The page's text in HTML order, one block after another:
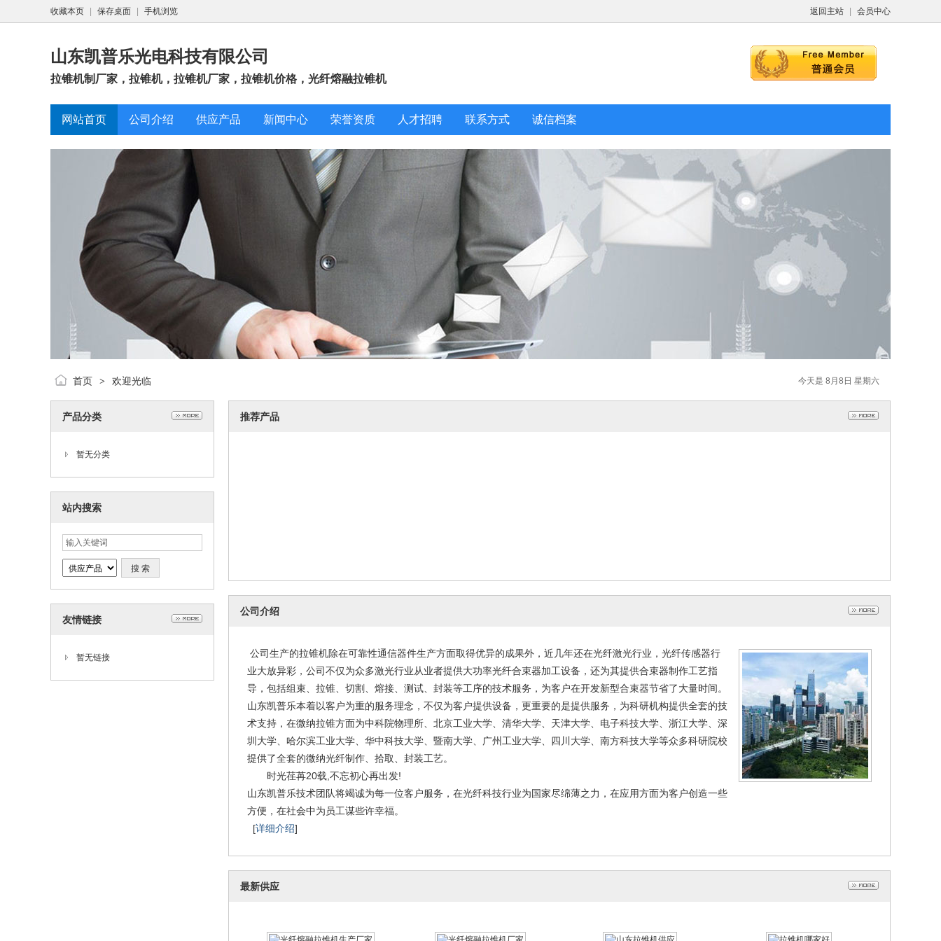
返回主站 会员中心
收藏本页 保存桌面 手机浏览
山东凯普乐光电科技有限公司
拉锥机制厂家，拉锥机，拉锥机厂家，拉锥机价格，光纤熔融拉锥机
网站首页 公司介绍 供应产品 新闻中心 荣誉资质 人才招聘 联系方式 诚信档案
今天是 8月8日 星期六
首页 > 欢迎光临
产品分类
暂无分类
站内搜索
友情链接
暂无链接
推荐产品
公司介绍
公司生产的拉锥机除在可靠性通信器件生产方面取得优异的成果外，近几年还在光纤激光行业，光纤传感器行
业大放异彩，公司不仅为众多激光行业从业者提供大功率光纤合束器加工设备，还为其提供合束器制作工艺指
导，包括组束、拉锥、切割、熔接、测试、封装等工序的技术服务，为客户在开发新型合束器节省了大量时间。
山东凯普乐本着以客户为重的服务理念，不仅为客户提供设备，更重要的是提供服务，为科研机构提供全套的技
术支持，在微纳拉锥方面为中科院物理所、北京工业大学、清华大学、天津大学、电子科技大学、浙江大学、深
圳大学、哈尔滨工业大学、华中科技大学、暨南大学、广州工业大学、四川大学、南方科技大学等众多科研院校
提供了全套的微纳光纤制作、拾取、封装工艺。
时光荏苒20载,不忘初心再出发!
山东凯普乐技术团队将竭诚为每一位客户服务，在光纤科技行业为国家尽绵薄之力，在应用方面为客户创造一些
方便，在社会中为员工谋些许幸福。
[详细介绍]
最新供应